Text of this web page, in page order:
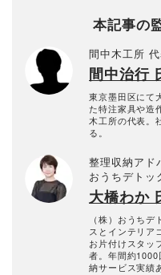
本記事の
間中木工所
間中治行
東京墨田区にて
た特注家具や造
木工所の代表。
る。
整理収納アド
おうちデトッ
大橋わか
（株）おうち
スとインテリア
お片付けスタッ
者。年間約1000
納サービス実績